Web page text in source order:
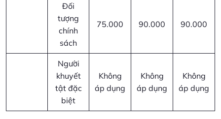
Đối
tượng
chính
sách
75.000 90.000 90.000
Người
khuyết
tật đặc
biệt
Không
áp dụng
Không
áp dụng
Không
áp dụng